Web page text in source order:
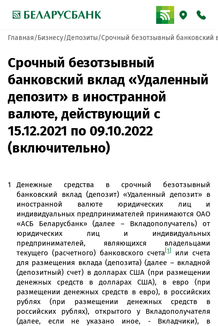
Главная Бизнесу Депозиты Срочный безотзывный банковский
Срочный безотзывный
банковский вклад «Удаленный
депозит» в иностранной
валюте, действующий с
15.12.2021 по 09.10.2022
(включительно)
Денежные средства в срочный безотзывный
банковский вклад (депозит) «Удаленный депозит» в
иностранной валюте юридических лиц и
индивидуальных предпринимателей принимаются ОАО
«АСБ Беларусбанк» (далее – Вкладополучатель) от
юридических лиц и индивидуальных
предпринимателей, являющихся владельцами
текущего (расчетного) банковского счета [1] или счета
для размещения вклада (депозита) (далее – вкладной
(депозитный) счет) в долларах США (при размещении
денежных средств в долларах США), в евро (при
размещении денежных средств в евро), в российских
рублях (при размещении денежных средств в
российских рублях), открытого у Вкладополучателя
(далее, если не указано иное, - Вкладчики), в